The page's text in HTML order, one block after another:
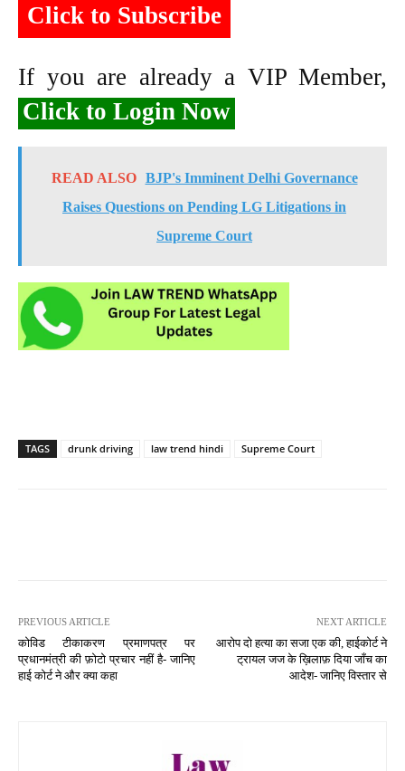
Click to Subscribe
If you are already a VIP Member,
Click to Login Now
READ ALSO
BJP's Imminent Delhi Governance
Raises Questions on Pending LG Litigations in
Supreme Court
TAGS drunk driving law trend hindi Supreme Court
PREVIOUS ARTICLE
कोविड टीकाकरण प्रमाणपत्र पर
प्रधानमंत्री की फ़ोटो प्रचार नहीं है- जानिए
हाई कोर्ट ने और क्या कहा
NEXT ARTICLE
आरोप दो हत्या का सजा एक की, हाईकोर्ट ने
ट्रायल जज के ख़िलाफ़ दिया जाँच का
आदेश- जानिए विस्तार से